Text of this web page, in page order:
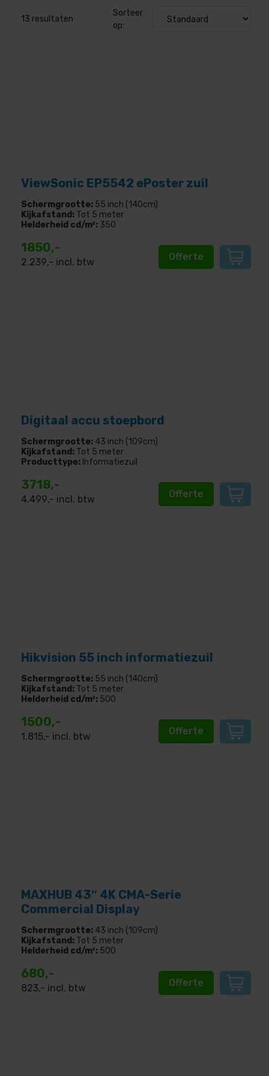
13 resultaten
Sorteer
op:
ViewSonic EP5542 ePoster zuil
Schermgrootte: 55 inch (140cm)
Kijkafstand: Tot 5 meter
Helderheid cd/m²: 350
1850,-
2.239,- incl. btw Offerte
Digitaal accu stoepbord
Schermgrootte: 43 inch (109cm)
Kijkafstand: Tot 5 meter
Producttype: Informatiezuil
3718,-
4.499,- incl. btw Offerte
Hikvision 55 inch informatiezuil
Schermgrootte: 55 inch (140cm)
Kijkafstand: Tot 5 meter
Helderheid cd/m²: 500
1500,-
1.815,- incl. btw Offerte
MAXHUB 43″ 4K CMA-Serie
Commercial Display
Schermgrootte: 43 inch (109cm)
Kijkafstand: Tot 5 meter
Helderheid cd/m²: 500
680,-
823,- incl. btw Offerte